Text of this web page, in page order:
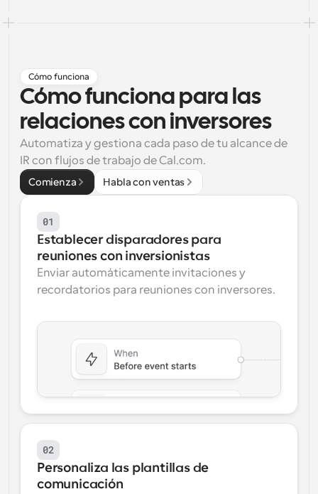
Programación potenciadda con llamadas
impulsadas por IA
Blog
Mantente al día con las últimas noticias y
actualizaciones
Reuniones Instantáneas
Reúnete con clientes en minutos
Enlaces de Grupo Dinámico
Reserva reuniones de forma fluida con varias personas
Webhooks
Recibe notificaciones cuando ocurra algo
Cómo funciona
Cómo funciona para las
relaciones con inversores
Automatiza y gestiona cada paso de tu alcance de
IR con flujos de trabajo de Cal.com.
Comienza Habla con ventas
01
Establecer disparadores para
reuniones con inversionistas
Enviar automáticamente invitaciones y
recordatorios para reuniones con inversores.
02
Personaliza las plantillas de
comunicación